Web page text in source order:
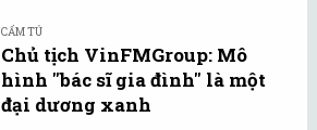
CẨM TÚ
Chủ tịch VinFMGroup: Mô
hình "bác sĩ gia đình" là một
đại dương xanh